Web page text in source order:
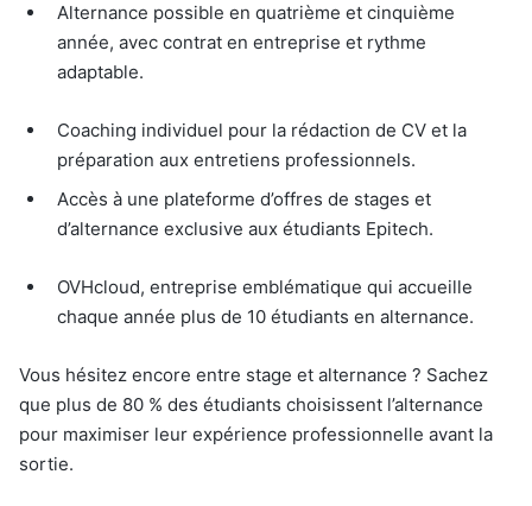
Alternance possible en quatrième et cinquième
année, avec contrat en entreprise et rythme
adaptable.
Coaching individuel pour la rédaction de CV et la
préparation aux entretiens professionnels.
Accès à une plateforme d’offres de stages et
d’alternance exclusive aux étudiants Epitech.
OVHcloud, entreprise emblématique qui accueille
chaque année plus de 10 étudiants en alternance.
Vous hésitez encore entre stage et alternance ? Sachez
que plus de 80 % des étudiants choisissent l’alternance
pour maximiser leur expérience professionnelle avant la
sortie.